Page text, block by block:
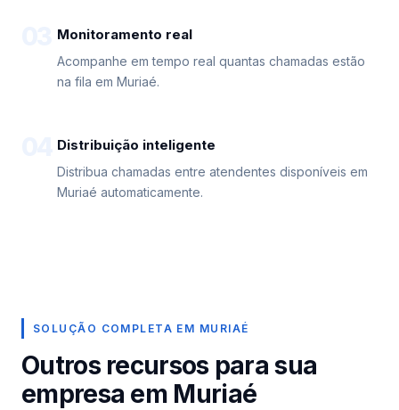
Monitoramento real
Acompanhe em tempo real quantas chamadas estão
na fila em Muriaé.
Distribuição inteligente
Distribua chamadas entre atendentes disponíveis em
Muriaé automaticamente.
SOLUÇÃO COMPLETA EM MURIAÉ
Outros recursos para sua
empresa em Muriaé